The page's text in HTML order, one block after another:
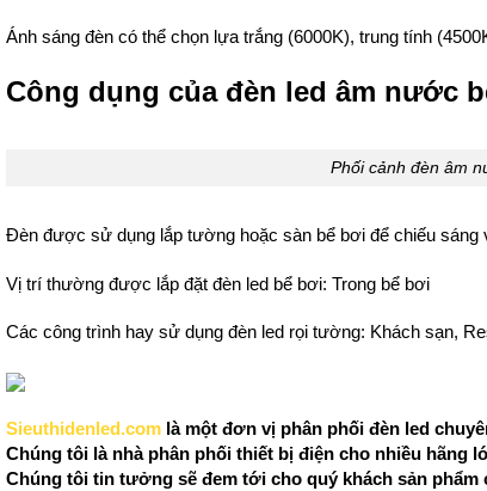
Ánh sáng đèn có thể chọn lựa trắng (6000K), trung tính
Công dụng của đèn led âm nước
Phối cảnh đèn âm
Đèn được sử dụng lắp tường hoặc sàn bể bơi để chiếu sáng
Vị trí thường được lắp đặt đèn led bể bơi: Trong bể bơi
Các công trình hay sử dụng đèn led rọi tường: Khách sạn,
Sieuthidenled.com là một đơn vị phân phối đèn led
Chúng tôi là nhà phân phối thiết bị điện cho nhiều hãng
Chúng tôi tin tưởng sẽ đem tới cho quý khách sản